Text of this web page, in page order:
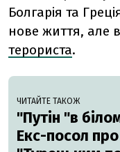
Болгарія та
нове життя, але
терориста.
ЧИТАЙТЕ ТАКОЖ
"Путін "в
Екс-посол